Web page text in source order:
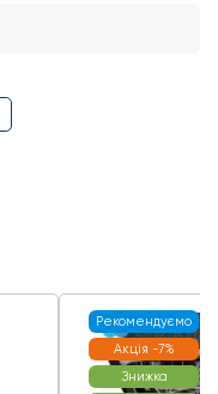
Рекомендуємо
Акція -7%
Знижка